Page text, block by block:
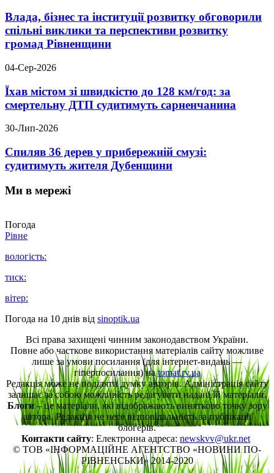
Влада, бізнес та інституції розвитку обговорили
спільні виклики та перспективи розвитку
громад Рівненщини
04-Сер-2026
Їхав містом зі швидкістю до 128 км/год: за
смертельну ДТП судитимуть сарненчанина
30-Лип-2026
Спиляв 36 дерев у прибережній смузі:
судитимуть жителя Дубенщини
Ми в мережі
Погода
Рівне
вологість:
тиск:
вітер:
Погода на 10 днів від sinoptik.ua
Всі права захищені чинним законодавством України.
Повне або часткове використання матеріалів сайту можливе
лише за умови посилання (для інтернет-видань —
гіперпосилання) наtomat.rv.ua
Редакція може не поділяти думку авторів. Адміністрація сайту
залишає за собою можливість редагувати надані їй матеріали.
Блоги– це матеріали, які відображають винятково точку зору
автора. Редакція не несе відповідальність за публікації
блогерів.
Контакти сайту: Електронна адреса: newskvv@ukr.net
© ТОВ «ІНФОРМАЦІЙНЕ АГЕНТСТВО «НОВИНИ ПО-
РІВНЕНСЬКИ» 2014-2020